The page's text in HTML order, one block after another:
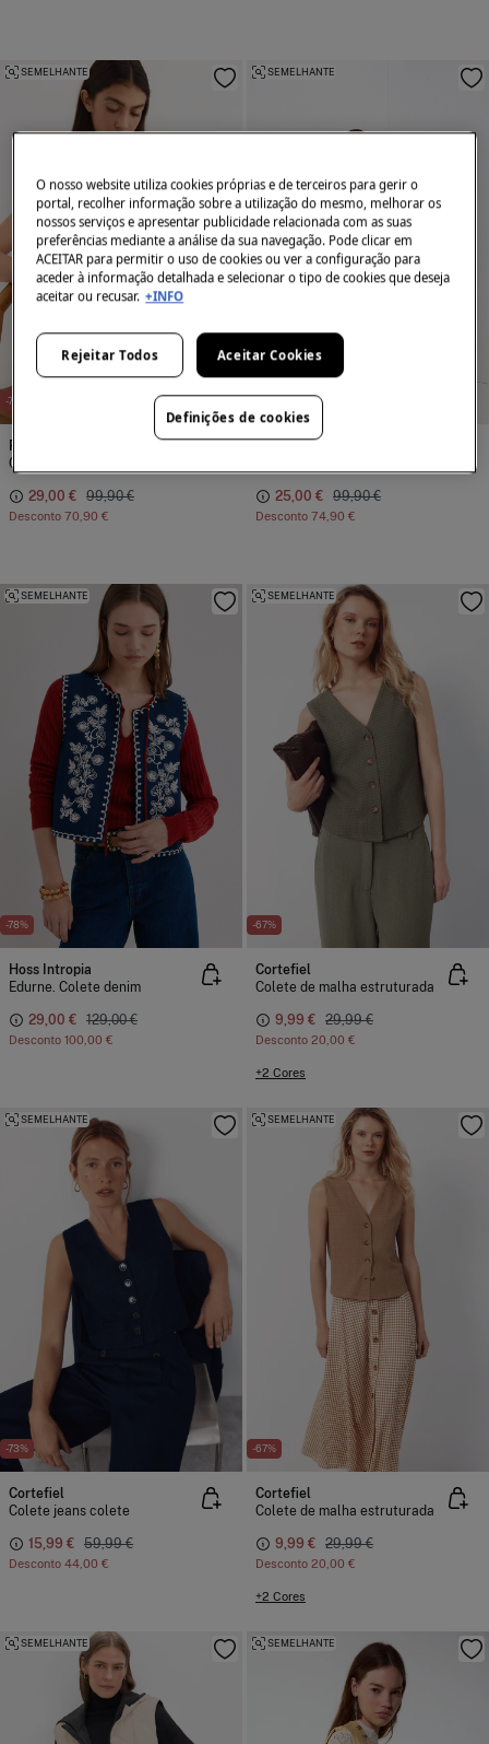
-71%
SEMELHANTE
Pedro del Hierro
Colete de linho com cinto
29,00 € 99,90 €
Desconto 70,90 €
-75%
SEMELHANTE
25,00 € 99,90 €
Desconto 74,90 €
-78%
SEMELHANTE
Hoss Intropia
Edurne. Colete denim
29,00 € 129,00 €
Desconto 100,00 €
-67%
SEMELHANTE
Cortefiel
Colete de malha estruturada
9,99 € 29,99 €
Desconto 20,00 €
+2 Cores
-73%
SEMELHANTE
Cortefiel
Colete jeans colete
15,99 € 59,99 €
Desconto 44,00 €
-67%
SEMELHANTE
Cortefiel
Colete de malha estruturada
9,99 € 29,99 €
Desconto 20,00 €
+2 Cores
SEMELHANTE SEMELHANTE
O nosso website utiliza cookies próprias e de terceiros para gerir o
portal, recolher informação sobre a utilização do mesmo, melhorar os
nossos serviços e apresentar publicidade relacionada com as suas
preferências mediante a análise da sua navegação. Pode clicar em
ACEITAR para permitir o uso de cookies ou ver a configuração para
aceder à informação detalhada e selecionar o tipo de cookies que deseja
aceitar ou recusar. +INFO
Rejeitar Todos Aceitar Cookies
Definições de cookies